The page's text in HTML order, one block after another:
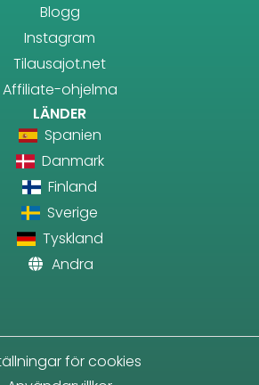
Blogg
Instagram
Tilausajot.net
Affiliate-ohjelma
LÄNDER
Spanien
Danmark
Finland
Sverige
Tyskland
Andra
för cookies